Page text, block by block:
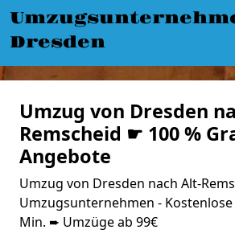
Dresden
Umzug von Dresden
Remscheid ☛ 100 %
Angebote
Umzug von Dresden nach Alt-
Umzugsunternehmen -
Min. ➨ Umzüge ab 99€